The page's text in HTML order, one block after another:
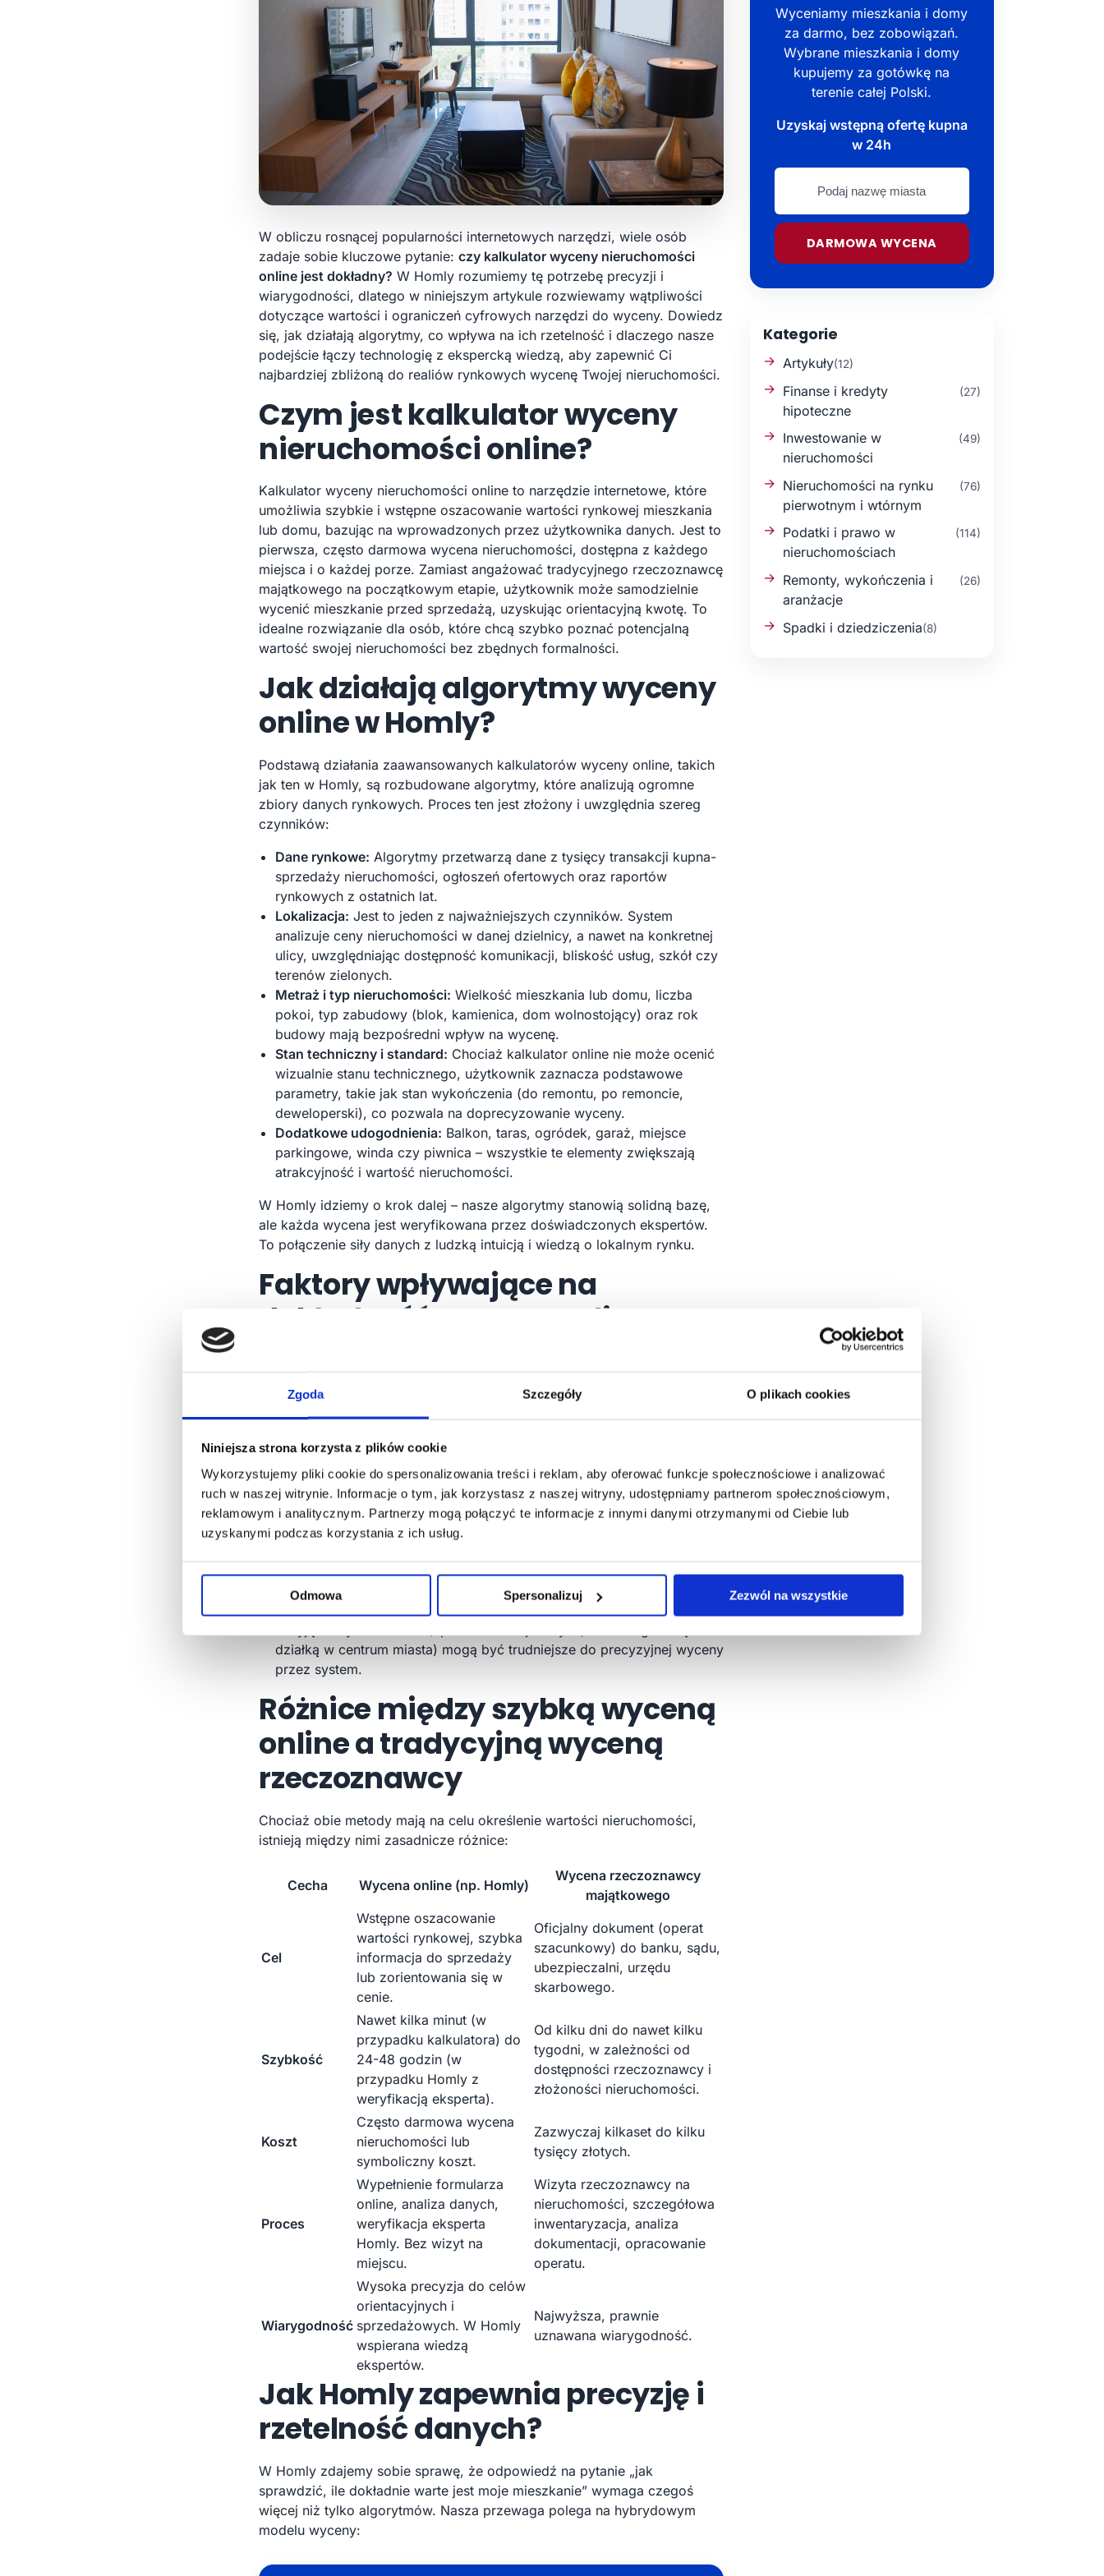
Zgoda Szczegóły O plikach cookies
Niniejsza strona korzysta z plików cookie
Wykorzystujemy pliki cookie do spersonalizowania treści i reklam, aby oferować funkcje społecznościowe i analizować
ruch w naszej witrynie. Informacje o tym, jak korzystasz z naszej witryny, udostępniamy partnerom społecznościowym,
reklamowym i analitycznym. Partnerzy mogą połączyć te informacje z innymi danymi otrzymanymi od Ciebie lub
uzyskanymi podczas korzystania z ich usług.
Odmowa Spersonalizuj Zezwól na wszystkie
W obliczu rosnącej popularności internetowych narzędzi, wiele osób
zadaje sobie kluczowe pytanie:czy kalkulator wyceny nieruchomości
online jest dokładny? W Homly rozumiemy tę potrzebę precyzji i
wiarygodności, dlatego w niniejszym artykule rozwiewamy wątpliwości
dotyczące wartości i ograniczeń cyfrowych narzędzi do wyceny. Dowiedz
się, jak działają algorytmy, co wpływa na ich rzetelność i dlaczego nasze
podejście łączy technologię z ekspercką wiedzą, aby zapewnić Ci
najbardziej zbliżoną do realiów rynkowych wycenę Twojej nieruchomości.
Czym jest kalkulator wyceny
nieruchomości online?
Kalkulator wyceny nieruchomości online to narzędzie internetowe, które
umożliwia szybkie i wstępne oszacowanie wartości rynkowej mieszkania
lub domu, bazując na wprowadzonych przez użytkownika danych. Jest to
pierwsza, często darmowa wycena nieruchomości, dostępna z każdego
miejsca i o każdej porze. Zamiast angażować tradycyjnego rzeczoznawcę
majątkowego na początkowym etapie, użytkownik może samodzielnie
wycenić mieszkanie przed sprzedażą, uzyskując orientacyjną kwotę. To
idealne rozwiązanie dla osób, które chcą szybko poznać potencjalną
wartość swojej nieruchomości bez zbędnych formalności.
Jak działają algorytmy wyceny
online w Homly?
Podstawą działania zaawansowanych kalkulatorów wyceny online, takich
jak ten w Homly, są rozbudowane algorytmy, które analizują ogromne
zbiory danych rynkowych. Proces ten jest złożony i uwzględnia szereg
czynników:
Dane rynkowe: Algorytmy przetwarzą dane z tysięcy transakcji kupna-
sprzedaży nieruchomości, ogłoszeń ofertowych oraz raportów
rynkowych z ostatnich lat.
Lokalizacja: Jest to jeden z najważniejszych czynników. System
analizuje ceny nieruchomości w danej dzielnicy, a nawet na konkretnej
ulicy, uwzględniając dostępność komunikacji, bliskość usług, szkół czy
terenów zielonych.
Metraż i typ nieruchomości: Wielkość mieszkania lub domu, liczba
pokoi, typ zabudowy (blok, kamienica, dom wolnostojący) oraz rok
budowy mają bezpośredni wpływ na wycenę.
Stan techniczny i standard: Chociaż kalkulator online nie może ocenić
wizualnie stanu technicznego, użytkownik zaznacza podstawowe
parametry, takie jak stan wykończenia (do remontu, po remoncie,
deweloperski), co pozwala na doprecyzowanie wyceny.
Dodatkowe udogodnienia: Balkon, taras, ogródek, garaż, miejsce
parkingowe, winda czy piwnica – wszystkie te elementy zwiększają
atrakcyjność i wartość nieruchomości.
W Homly idziemy o krok dalej – nasze algorytmy stanowią solidną bazę,
ale każda wycena jest weryfikowana przez doświadczonych ekspertów.
To połączenie siły danych z ludzką intuicją i wiedzą o lokalnym rynku.
Faktory wpływające na
dokładność wyceny online
precyzję oszacowania:
transakcyjne, tym lepsza dokładność. Homly dba o to, by bazować na
najnowszych informacjach rynkowych.
Szczegółowość wprowadzonych informacji:Im więcej precyzyjnych
danych użytkownik wprowadzi do formularza (np. dokładny adres,
piętro, standard wykończenia), tym bardziej trafna będzie wycena.
zróżnicowaniu (np. duże miasta jak Warszawa czy Kraków), algorytmy
mogą mieć większe wyzwanie w uchwyceniu wszystkich niuansów.
Unikalne cechy nieruchomości:Bardzo nietypowe nieruchomości lub te
działką w centrum miasta) mogą być trudniejsze do precyzyjnej wyceny
przez system.
Różnice między szybką wyceną
online a tradycyjną wyceną
rzeczoznawcy
Chociaż obie metody mają na celu określenie wartości nieruchomości,
istnieją między nimi zasadnicze różnice:
Cecha Wycena online (np. Homly)
Wycena rzeczoznawcy
majątkowego
Cel
Wstępne oszacowanie
wartości rynkowej, szybka
informacja do sprzedaży
lub zorientowania się w
cenie.
Oficjalny dokument (operat
szacunkowy) do banku, sądu,
ubezpieczalni, urzędu
skarbowego.
Szybkość
Nawet kilka minut (w
przypadku kalkulatora) do
24-48 godzin (w
przypadku Homly z
weryfikacją eksperta).
Od kilku dni do nawet kilku
tygodni, w zależności od
dostępności rzeczoznawcy i
złożoności nieruchomości.
Koszt
Często darmowa wycena
nieruchomości lub
symboliczny koszt.
Zazwyczaj kilkaset do kilku
tysięcy złotych.
Proces
Wypełnienie formularza
online, analiza danych,
weryfikacja eksperta
Homly. Bez wizyt na
miejscu.
Wizyta rzeczoznawcy na
nieruchomości, szczegółowa
inwentaryzacja, analiza
dokumentacji, opracowanie
operatu.
Wiarygodność
Wysoka precyzja do celów
orientacyjnych i
sprzedażowych. W Homly
wspierana wiedzą
ekspertów.
Najwyższa, prawnie
uznawana wiarygodność.
Jak Homly zapewnia precyzję i
rzetelność danych?
W Homly zdajemy sobie sprawę, że odpowiedź na pytanie „jak
sprawdzić, ile dokładnie warte jest moje mieszkanie” wymaga czegoś
więcej niż tylko algorytmów. Nasza przewaga polega na hybrydowym
modelu wyceny:
Wyceniamy mieszkania i domy
za darmo, bez zobowiązań.
Wybrane mieszkania i domy
kupujemy za gotówkę na
terenie całej Polski.
Uzyskaj wstępną ofertę kupna
w 24h
Podaj
miasta
DARMOWA WYCENA
Kategorie
Artykuły(12)
Finanse i kredyty
hipoteczne
(27)
Inwestowanie w
nieruchomości
(49)
Nieruchomości na rynku
pierwotnym i wtórnym
(76)
Podatki i prawo w
nieruchomościach
(114)
Remonty, wykończenia i
aranżacje
(26)
Spadki i dziedziczenia(8)